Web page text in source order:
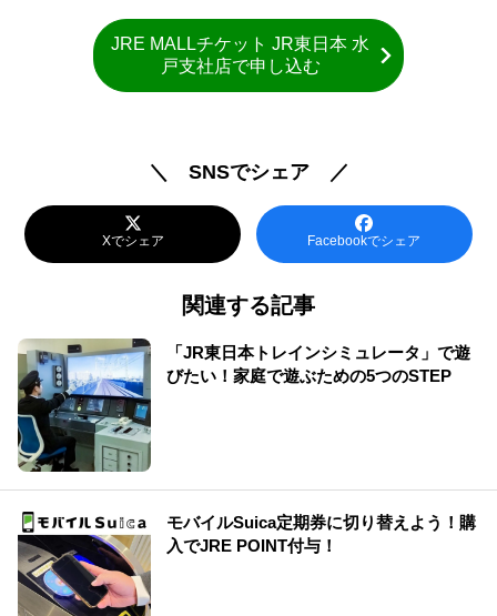
JRE MALLチケット JR東日本 水
戸支社店で申し込む
＼ SNSでシェア ／
Xでシェア Facebookでシェア
関連する記事
「JR東日本トレインシミュレータ」で遊
びたい！家庭で遊ぶための5つのSTEP
モバイルSuica定期券に切り替えよう！購
入でJRE POINT付与！